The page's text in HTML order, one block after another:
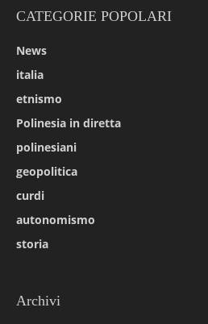
CATEGORIE POPOLARI
News
italia
etnismo
Polinesia in diretta
polinesiani
geopolitica
curdi
autonomismo
storia
Archivi